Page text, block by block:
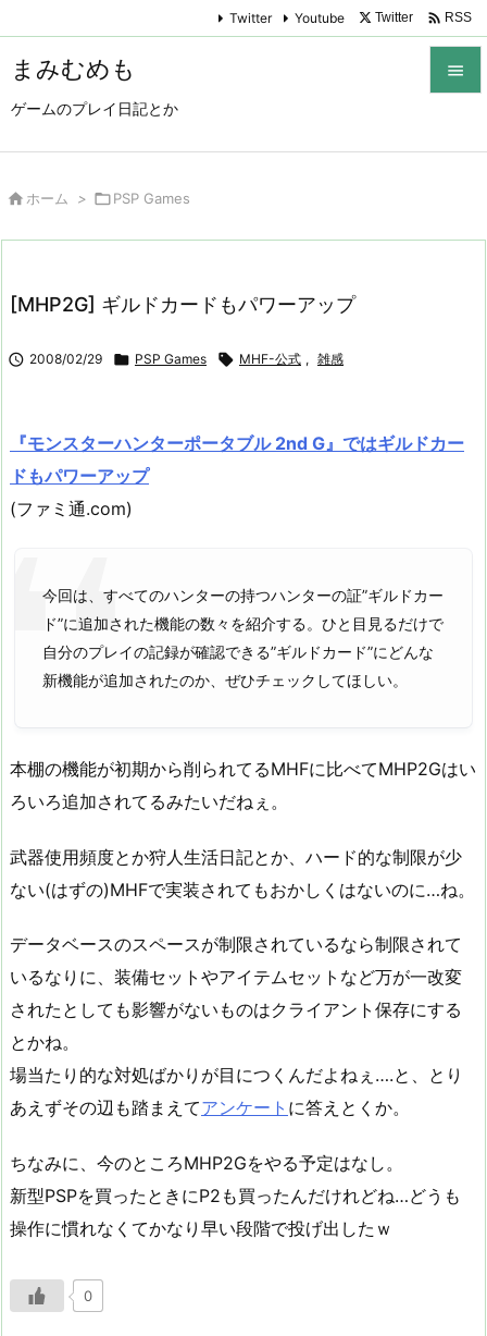
まみむめも
ゲームのプレイ日記とか

Twitter Youtube Twitter  RSS
 ホーム > PSP Games
[MHP2G] ギルドカードもパワーアップ
 2008/02/29  PSP Games  MHF-公式 , 雑感
『モンスターハンターポータブル 2nd G』ではギルドカー
ドもパワーアップ
(ファミ通.com)
今回は、すべてのハンターの持つハンターの証”ギルドカー
ド”に追加された機能の数々を紹介する。ひと目見るだけで
自分のプレイの記録が確認できる”ギルドカード”にどんな
新機能が追加されたのか、ぜひチェックしてほしい。
本棚の機能が初期から削られてるMHFに比べてMHP2Gはい
ろいろ追加されてるみたいだねぇ。
武器使用頻度とか狩人生活日記とか、ハード的な制限が少
ない(はずの)MHFで実装されてもおかしくはないのに…ね。
データベースのスペースが制限されているなら制限されて
いるなりに、装備セットやアイテムセットなど万が一改変
されたとしても影響がないものはクライアント保存にする
とかね。
場当たり的な対処ばかりが目につくんだよねぇ….と、とり
あえずその辺も踏まえてアンケート に答えとくか。
ちなみに、今のところMHP2Gをやる予定はなし。
新型PSPを買ったときにP2も買ったんだけれどね…どうも
操作に慣れなくてかなり早い段階で投げ出したｗ
0